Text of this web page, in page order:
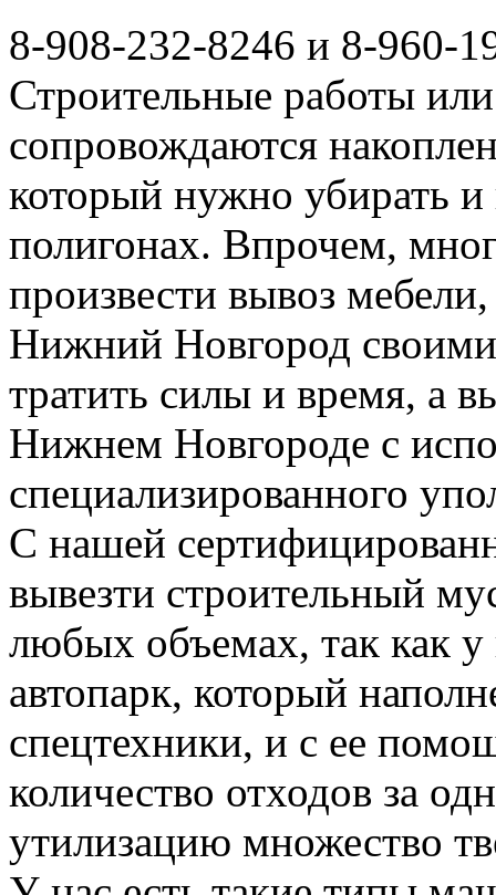
8-908-232-8246 и 8-960-
Строительные работы
сопровождаются
который нужно убирать
полигонах. Впрочем,
произвести вывоз
Нижний Новгород
тратить силы и время, а
Нижнем Новгороде с
специализированного
С нашей
вывезти строительный
любых объемах, так как
автопарк, который
спецтехники, и с ее
количество отходов за
утилизацию множество